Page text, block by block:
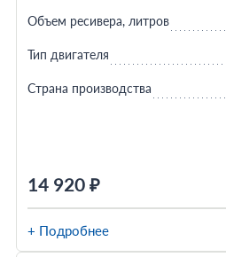
14 920 ₽
Объем ресивера, литров
Тип двигателя
Страна производства
+ Подробнее